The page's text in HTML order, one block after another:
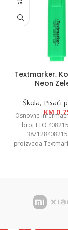
Textmarker,
Neon
Škola, Pisaći
KM
Osnovne
broj TTO
proizvoda